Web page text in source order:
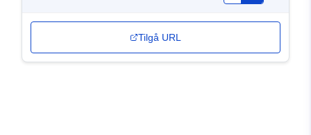
Tilgå URL